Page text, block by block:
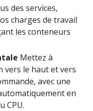
des services,
charges de travail
les conteneurs
Mettez à
vers le haut et vers
avec une
en
CPU.